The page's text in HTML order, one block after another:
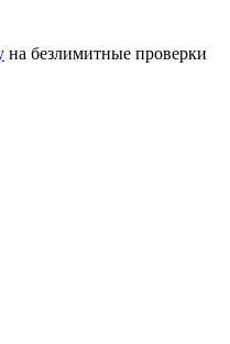
на безлимитные проверки